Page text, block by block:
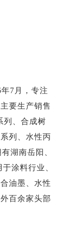
7月，专注
要生产销售
列、合成树
列、水性丙
湖南岳阳、
涂料行业、
油墨、水性
百余家头部